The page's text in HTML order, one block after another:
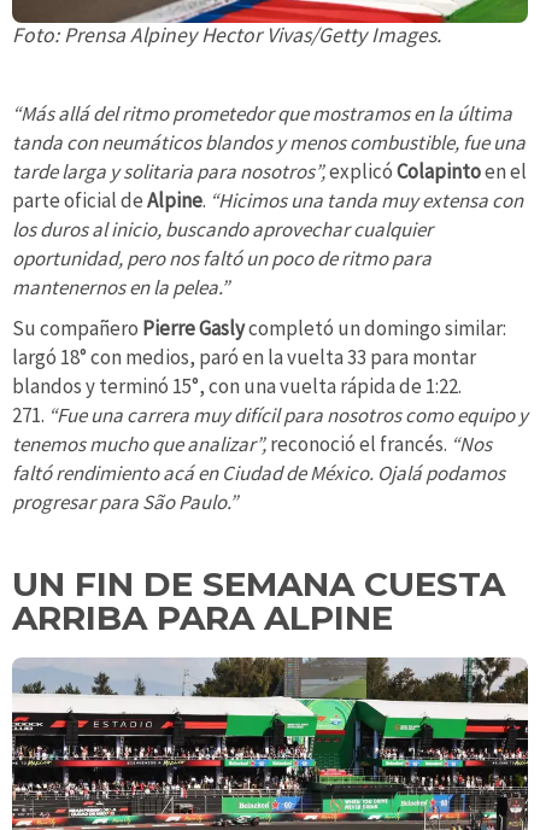
Foto: Prensa Alpiney Hector Vivas/Getty Images.
“Más allá del ritmo prometedor que mostramos en la última
tanda con neumáticos blandos y menos combustible, fue una
tarde larga y solitaria para nosotros”,explicóColapintoen el
parte oficial deAlpine. “Hicimos una tanda muy extensa con
los duros al inicio, buscando aprovechar cualquier
oportunidad, pero nos faltó un poco de ritmo para
mantenernos en la pelea.”
Su compañero Pierre Gaslycompletó un domingo similar:
largó 18° con medios, paró en la vuelta 33 para montar
blandos y terminó 15°, con una vuelta rápida de 1:22.
271. “Fue una carrera muy difícil para nosotros como equipo y
tenemos mucho que analizar”,reconoció el francés. “Nos
faltó rendimiento acá en Ciudad de México. Ojalá podamos
progresar para São Paulo.”
UN FIN DE SEMANA CUESTA
ARRIBA PARA ALPINE